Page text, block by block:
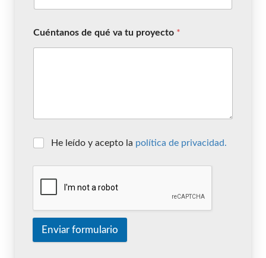
Cuéntanos de qué va tu proyecto *
He leído y acepto la política de privacidad.
Enviar formulario